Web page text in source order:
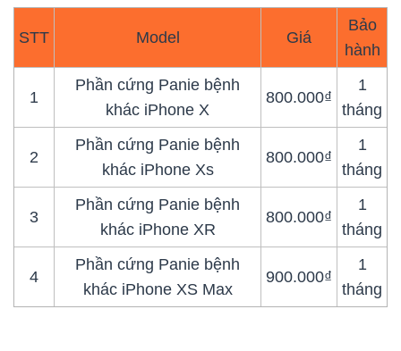
STT Model Giá
Bảo
hành
1
Phần cứng Panie bệnh
khác iPhone X
800.000₫
1
tháng
2
Phần cứng Panie bệnh
khác iPhone Xs
800.000₫
1
tháng
3
Phần cứng Panie bệnh
khác iPhone XR
800.000₫
1
tháng
4
Phần cứng Panie bệnh
khác iPhone XS Max
900.000₫
1
tháng